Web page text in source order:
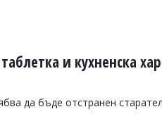
и кухненска
да бъде отстранен